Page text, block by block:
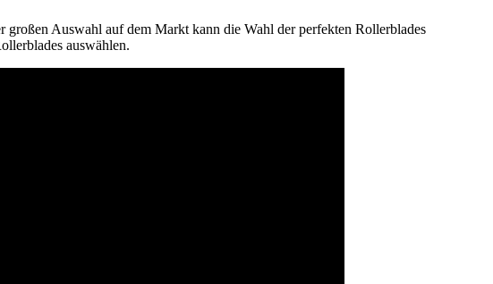
Auswahl auf dem Markt kann die Wahl der perfekten Rollerblades
auswählen.